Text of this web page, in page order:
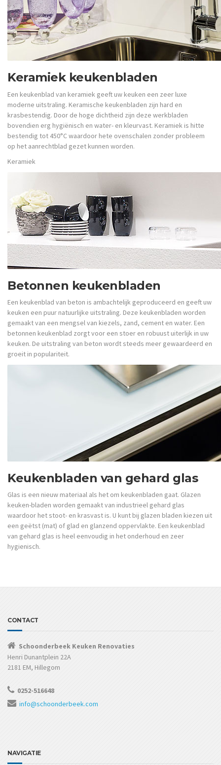
Keramiek keukenbladen
Een keukenblad van keramiek geeft uw keuken een zeer luxe
moderne uitstraling. Keramische keukenbladen zijn hard en
krasbestendig. Door de hoge dichtheid zijn deze werkbladen
bovendien erg hygiënisch en water- en kleurvast. Keramiek is hitte
bestendig tot 450°C waardoor hete ovenschalen zonder probleem
op het aanrechtblad gezet kunnen worden.
Keramiek
Betonnen keukenbladen
Een keukenblad van beton is ambachtelijk geproduceerd en geeft uw
keuken een puur natuurlijke uitstraling. Deze keukenbladen worden
gemaakt van een mengsel van kiezels, zand, cement en water. Een
betonnen keukenblad zorgt voor een stoer en robuust uiterlijk in uw
keuken. De uitstraling van beton wordt steeds meer gewaardeerd en
groeit in populariteit.
Keukenbladen van gehard glas
Glas is een nieuw materiaal als het om keukenbladen gaat. Glazen
keuken-bladen worden gemaakt van industrieel gehard glas
waardoor het stoot- en krasvast is. U kunt bij glazen bladen kiezen uit
een geëtst (mat) of glad en glanzend oppervlakte. Een keukenblad
van gehard glas is heel eenvoudig in het onderhoud en zeer
hygienisch.
CONTACT
Schoonderbeek Keuken Renovaties
Henri Dunantplein 22A
2181 EM, Hillegom
0252-516648
info@schoonderbeek.com
NAVIGATIE